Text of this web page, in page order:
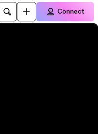
Connect